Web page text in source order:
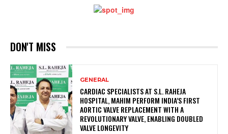
DON'T MISS
GENERAL
CARDIAC SPECIALISTS AT S.L. RAHEJA
HOSPITAL, MAHIM PERFORM INDIA’S FIRST
AORTIC VALVE REPLACEMENT WITH A
REVOLUTIONARY VALVE, ENABLING DOUBLED
VALVE LONGEVITY